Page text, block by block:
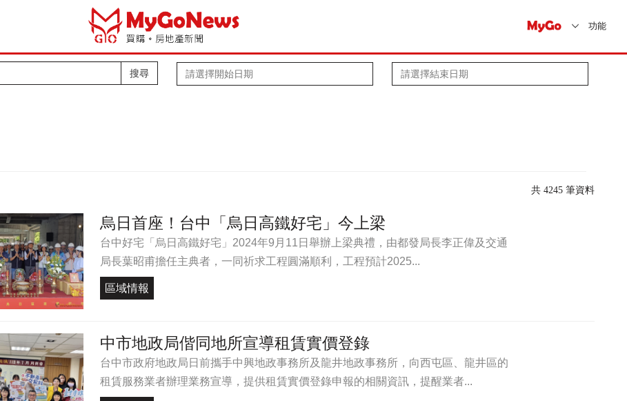
功能
搜尋
共 4245 筆資料
烏日首座！台中「烏日高鐵好宅」今上梁
台中好宅「烏日高鐵好宅」2024年9月11日舉辦上梁典禮，由都發局長李正偉及交通
局長葉昭甫擔任主典者，一同祈求工程圓滿順利，工程預計2025...
區域情報
中市地政局偕同地所宣導租賃實價登錄
台中市政府地政局日前攜手中興地政事務所及龍井地政事務所，向西屯區、龍井區的
租賃服務業者辦理業務宣導，提供租賃實價登錄申報的相關資訊，提醒業者...